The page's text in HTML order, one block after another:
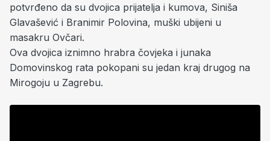
potvrđeno da su dvojica prijatelja i kumova, Siniša
Glavašević i Branimir Polovina, muški ubijeni u
masakru Ovčari.
Ova dvojica iznimno hrabra čovjeka i junaka
Domovinskog rata pokopani su jedan kraj drugog na
Mirogoju u Zagrebu.